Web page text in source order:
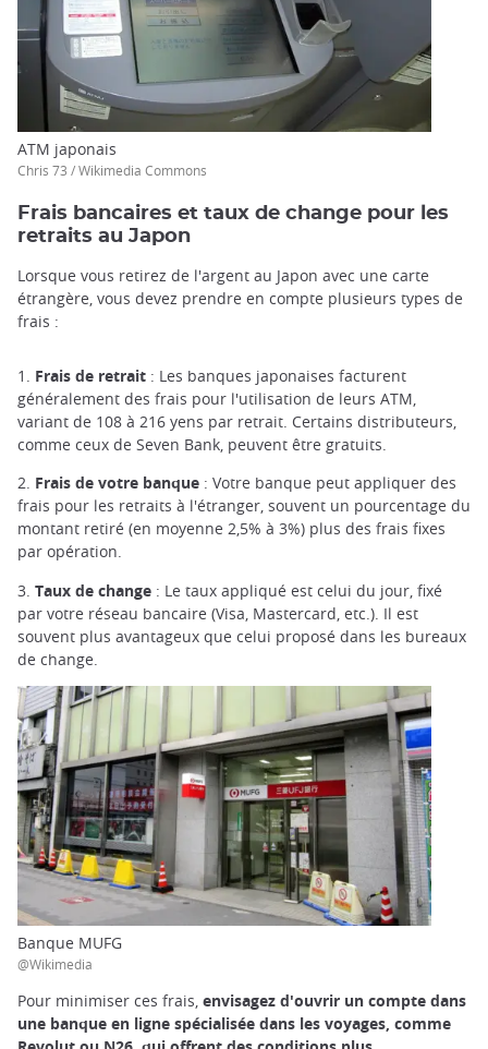
ATM japonais
Chris 73 / Wikimedia Commons
Frais bancaires et taux de change pour les
retraits au Japon
Lorsque vous retirez de l'argent au Japon avec une carte
étrangère, vous devez prendre en compte plusieurs types de
frais :
1. Frais de retrait : Les banques japonaises facturent
généralement des frais pour l'utilisation de leurs ATM,
variant de 108 à 216 yens par retrait. Certains distributeurs,
comme ceux de Seven Bank, peuvent être gratuits.
2. Frais de votre banque : Votre banque peut appliquer des
frais pour les retraits à l'étranger, souvent un pourcentage du
montant retiré (en moyenne 2,5% à 3%) plus des frais fixes
par opération.
3. Taux de change : Le taux appliqué est celui du jour, fixé
par votre réseau bancaire (Visa, Mastercard, etc.). Il est
souvent plus avantageux que celui proposé dans les bureaux
de change.
Banque MUFG
@Wikimedia
Pour minimiser ces frais, envisagez d'ouvrir un compte dans
une banque en ligne spécialisée dans les voyages, comme